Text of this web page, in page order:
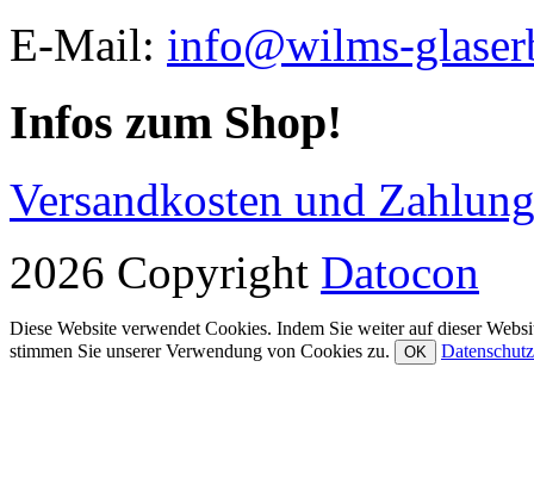
E-Mail: info@wilms-
Infos zum Shop!
Versandkosten und
2026 Copyright Datocon
Diese Website verwendet Cookies. Indem Sie weiter auf dieser
stimmen Sie unserer Verwendung von Cookies zu.
OK